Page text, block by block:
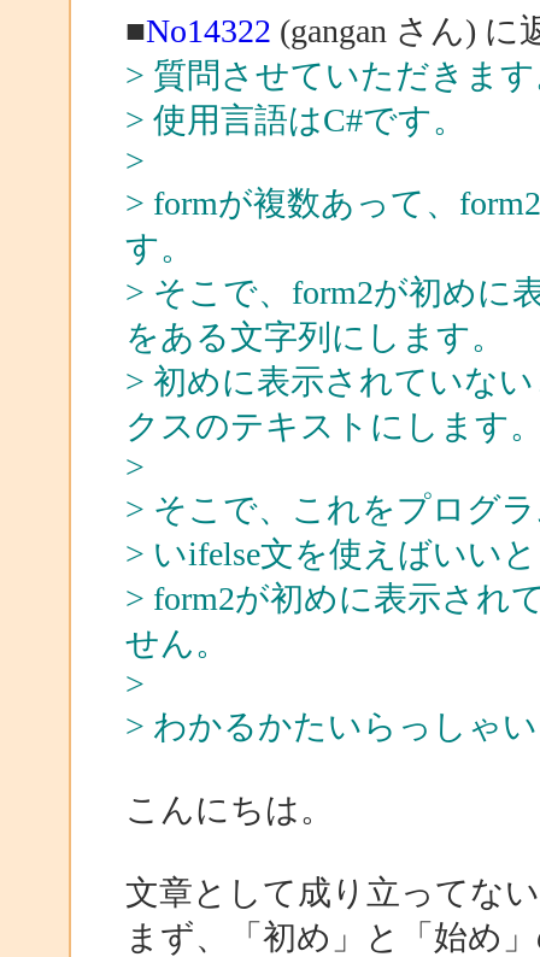
■No14322 (gangan さん) に
> 質問させていただきま
> 使用言語はC#です。
>
> formが複数あって、
す。
> そこで、form2が初めに
をある文字列にします。
> 初めに表示されていな
クスのテキストにします
>
> そこで、これをプログ
> いifelse文を使えばいい
> form2が初めに表示され
せん。
>
> わかるかたいらっしゃ
こんにちは。
文章として成り立ってな
まず、「初め」と「始め